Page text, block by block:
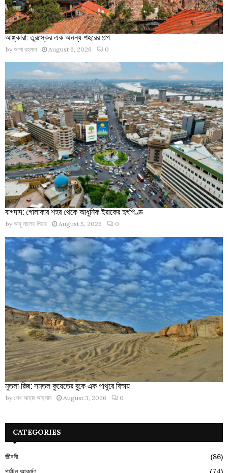
আঙ্কারা: তুরস্কের এক অনন্য শহরের গল্প
by আশা রহমান August 6, 2026 0
বাগদাদ: গোলাকার শহর থেকে আধুনিক ইরাকের হৃৎপিণ্ড
by আবু সালেহ পিয়ার August 5, 2026 0
মুতলা রিজ: সমতল কুয়েতের বুকে এক পাথুরে বিস্ময়
by শেখ আহাদ আহসান August 3, 2026 0
CATEGORIES
জীবনী
(86)